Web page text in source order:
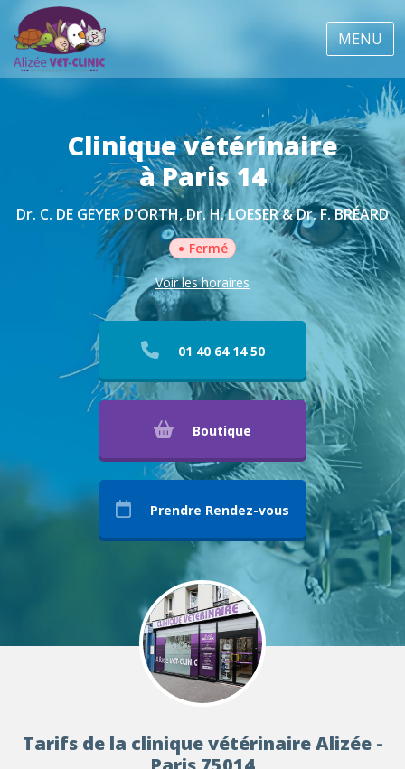
MENU
Clinique vétérinaire
à Paris 14
Dr. C. DE GEYER D'ORTH, Dr. H. LOESER & Dr. F. BRÉARD
• Fermé
Voir les horaires
01 40 64 14 50
Boutique
Prendre Rendez-vous
Tarifs de la clinique vétérinaire Alizée -